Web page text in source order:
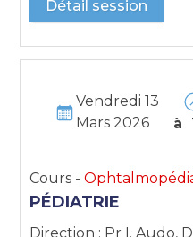
Détail session
Vendredi 13
Mars 2026
à
Cours -
PÉDIATRIE
Direction : Pr I. Audo,